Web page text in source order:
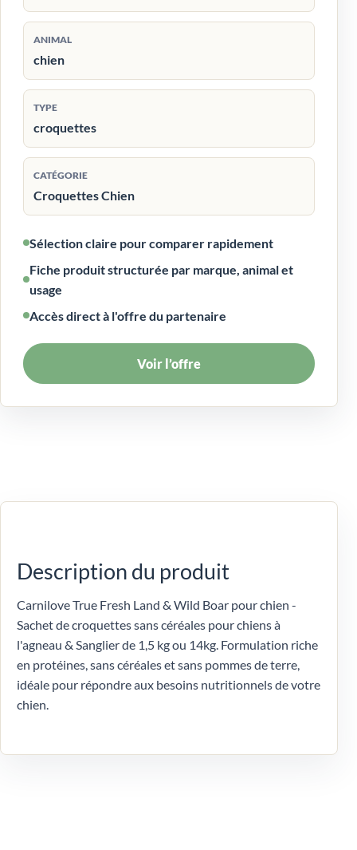
ANIMAL
chien
TYPE
croquettes
CATÉGORIE
Croquettes Chien
Sélection claire pour comparer rapidement
Fiche produit structurée par marque, animal et
usage
Accès direct à l'offre du partenaire
Voir l’offre
Description du produit
Carnilove True Fresh Land & Wild Boar pour chien -
Sachet de croquettes sans céréales pour chiens à
l'agneau & Sanglier de 1,5 kg ou 14kg. Formulation riche
en protéines, sans céréales et sans pommes de terre,
idéale pour répondre aux besoins nutritionnels de votre
chien.